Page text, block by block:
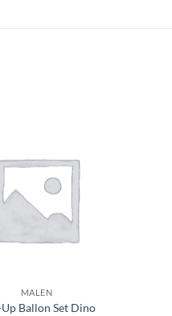
MALEN
Ballon Set Dino